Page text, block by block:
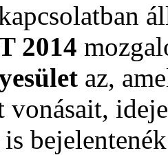
2014
az,